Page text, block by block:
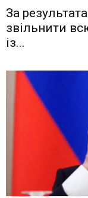
Зa
звiльнити
iз...